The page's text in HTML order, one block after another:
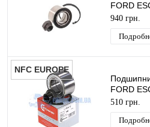
FORD
940 грн.
NFC EUROPE
FORD
EUROPE
510 грн.